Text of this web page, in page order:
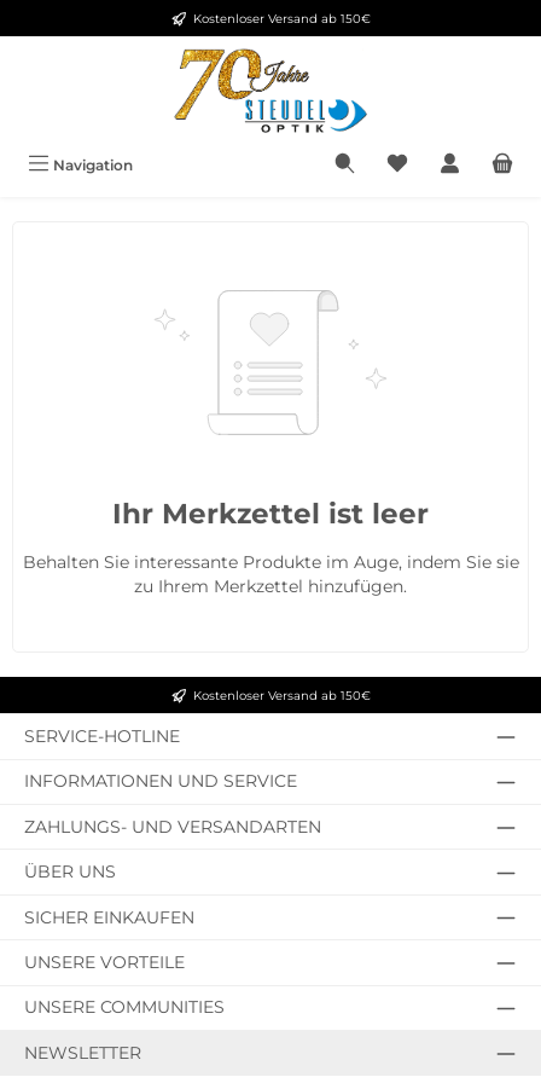
Zum Hauptinhalt springenKostenloser Versand ab 150€
Navigation Du hast 0
Ihr Merkzettel ist leer
Behalten Sie interessante Produkte im Auge, indem Sie sie
zu Ihrem Merkzettel hinzufügen.
Kostenloser Versand ab 150€
SERVICE-HOTLINE
INFORMATIONEN UND SERVICE
ZAHLUNGS- UND VERSANDARTEN
ÜBER UNS
SICHER EINKAUFEN
UNSERE VORTEILE
UNSERE COMMUNITIES
NEWSLETTER